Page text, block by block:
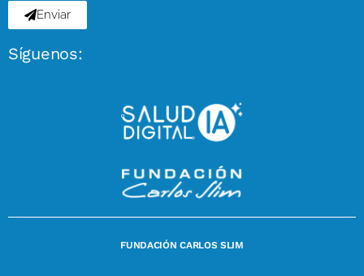
Enviar
Síguenos:
FUNDACIÓN CARLOS SLIM